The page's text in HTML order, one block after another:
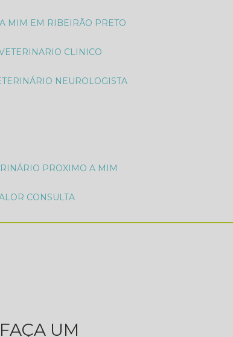
MIM EM RIBEIRÃO PRETO
VETERINARIO CLINICO
NEUROLOGISTA
PROXIMO A MIM
CONSULTA
FAÇA UM